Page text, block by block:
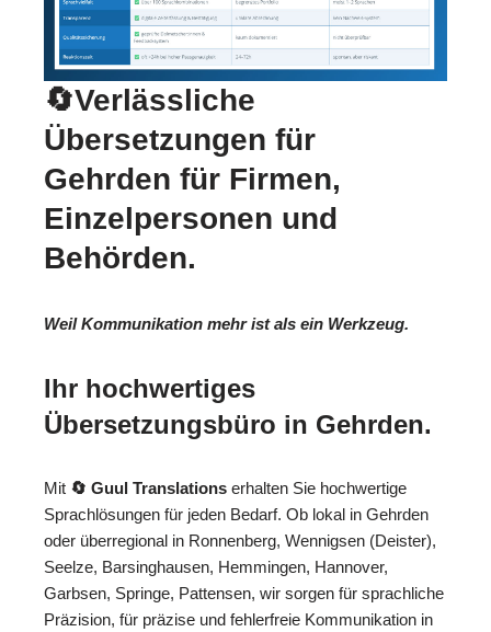
🔄Verlässliche
Übersetzungen für
Gehrden für Firmen,
Einzelpersonen und
Behörden.
Weil Kommunikation mehr ist als ein Werkzeug.
Ihr hochwertiges
Übersetzungsbüro in Gehrden.
Mit 🔄 Guul Translations erhalten Sie hochwertige
Sprachlösungen für jeden Bedarf. Ob lokal in Gehrden
oder überregional in Ronnenberg, Wennigsen (Deister),
Seelze, Barsinghausen, Hemmingen, Hannover,
Garbsen, Springe, Pattensen, wir sorgen für sprachliche
Präzision, für präzise und fehlerfreie Kommunikation in